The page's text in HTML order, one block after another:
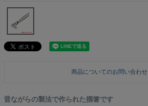
商品についてのお問い合わせ
昔ながらの製法で作られた掴箸です